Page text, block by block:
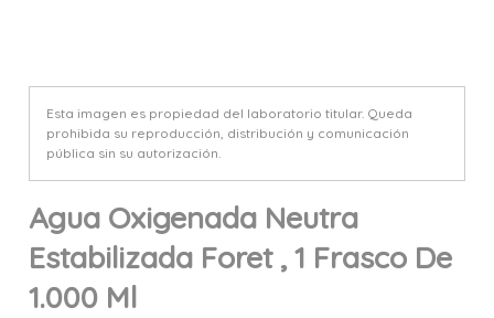
Esta imagen es propiedad del laboratorio titular. Queda
prohibida su reproducción, distribución y comunicación
pública sin su autorización.
Agua Oxigenada Neutra
Estabilizada Foret , 1 Frasco De
1.000 Ml